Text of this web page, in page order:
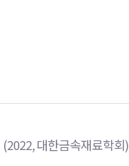
대한금속재료학회)